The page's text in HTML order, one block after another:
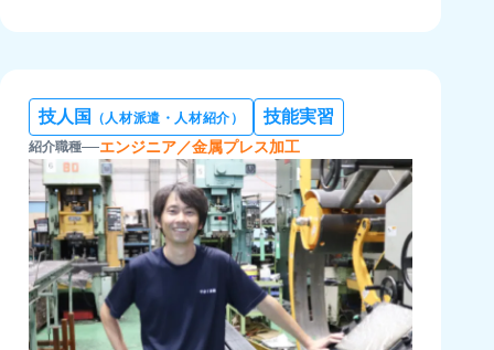
技人国 （人材派遣・人材紹介） 技能実習
紹介職種 エンジニア／金属プレス加工